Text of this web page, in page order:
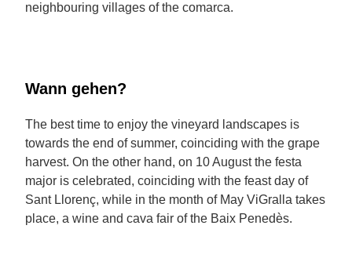
neighbouring villages of the comarca.
Wann gehen?
The best time to enjoy the vineyard landscapes is
towards the end of summer, coinciding with the grape
harvest. On the other hand, on 10 August the festa
major is celebrated, coinciding with the feast day of
Sant Llorenç, while in the month of May ViGralla takes
place, a wine and cava fair of the Baix Penedès.